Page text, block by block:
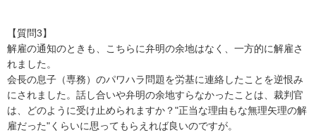
【質問3】
解雇の通知のときも、こちらに弁明の余地はなく、一方的に解雇さ
れました。
会長の息子（専務）のパワハラ問題を労基に連絡したことを逆恨み
にされました。話し合いや弁明の余地すらなかったことは、裁判官
は、どのように受け止められますか？"正当な理由もな無理矢理の解
雇だった"くらいに思ってもらえれば良いのですが。